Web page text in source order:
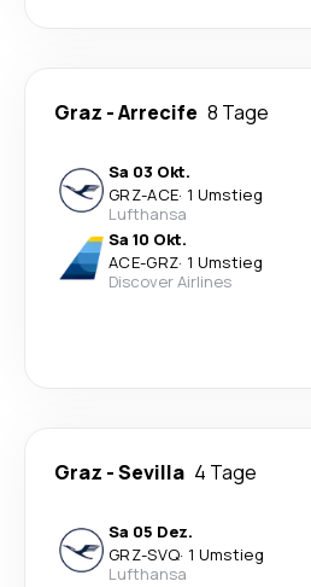
Graz -Arrecife 8 Tage
Sa 03 Okt.
GRZ-ACE· 1 Umstieg
Lufthansa
Sa 10 Okt.
ACE-GRZ· 1 Umstieg
Discover Airlines
Graz -Sevilla 4 Tage
Sa 05 Dez.
GRZ-SVQ· 1 Umstieg
Lufthansa